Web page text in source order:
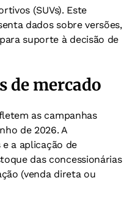
(SUVs). Este
dados sobre versões,
suporte à decisão de
de mercado
as campanhas
de 2026. A
a aplicação de
das concessionárias
(venda direta ou